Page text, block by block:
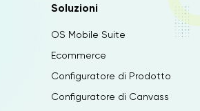
Soluzioni
OS Mobile Suite
Ecommerce
Configuratore di Prodotto
Configuratore di Canvass